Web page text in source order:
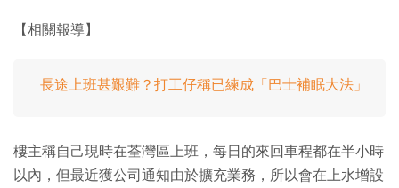
【相關報導】
長途上班甚艱難？打工仔稱已練成「巴士補眠大法」
樓主稱自己現時在荃灣區上班，每日的來回車程都在半小時
以內，但最近獲公司通知由於擴充業務，所以會在上水增設